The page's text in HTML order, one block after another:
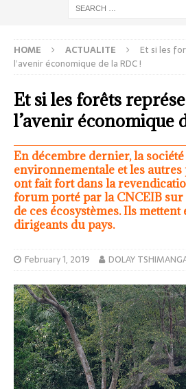
HOME ACTUALITE
Et si les
l’avenir économique de la RDC !
Et si les forêts
l’avenir économique
En décembre dernier, la
environnementale et les
ont fait fort dans la
forum porté par la CNCEIB
de ces écosystèmes. Ils
dirigeants du pays.
February 1, 2019 DOLAY